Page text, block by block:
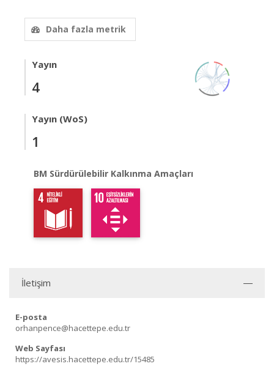
Daha fazla metrik
Yayın
4
Yayın (WoS)
1
BM Sürdürülebilir Kalkınma Amaçları
İletişim
E-posta
orhanpence@hacettepe.edu.tr
Web Sayfası
https://avesis.hacettepe.edu.tr/15485